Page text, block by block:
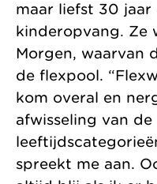
maar liefst 30
kinderopvang. Ze
Morgen, waarvan
de flexpool.
kom overal en
afwisseling van
spreekt me aan.